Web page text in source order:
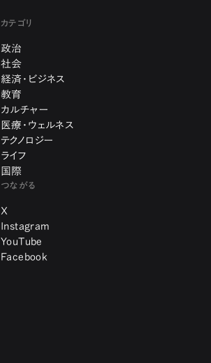
カテゴリ
政治
社会
経済・ビジネス
教育
カルチャー
医療・ウェルネス
テクノロジー
ライフ
国際
つながる
X
Instagram
YouTube
Facebook